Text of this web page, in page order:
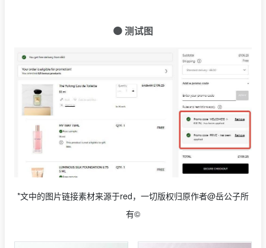
🟠 测试图
*文中的图片链接素材来源于red，一切版权归原作者@岳公子所
有©